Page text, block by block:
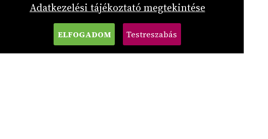
RÉSZLETEK
Adatkezelési tájékoztató megtekintése
ELFOGADOM Testreszabás